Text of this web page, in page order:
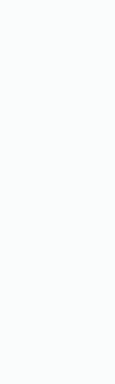
Qui
La
par 3
d'une
Vélodyssée
tourisme à